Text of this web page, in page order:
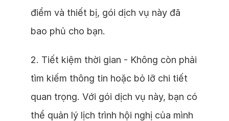
điểm và thiết bị, gói dịch vụ này đã
bao phủ cho bạn.
2. Tiết kiệm thời gian - Không còn phải
tìm kiếm thông tin hoặc bỏ lỡ chi tiết
quan trọng. Với gói dịch vụ này, bạn có
thể quản lý lịch trình hội nghị của mình